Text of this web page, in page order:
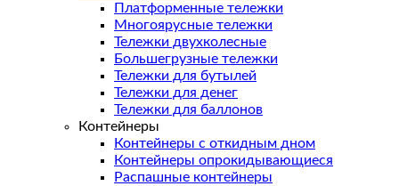
Платформенные тележки
Многоярусные тележки
Тележки двухколесные
Большегрузные тележки
Тележки для бутылей
Тележки для денег
Тележки для баллонов
Контейнеры
Контейнеры с откидным дном
Контейнеры опрокидывающиеся
Распашные контейнеры